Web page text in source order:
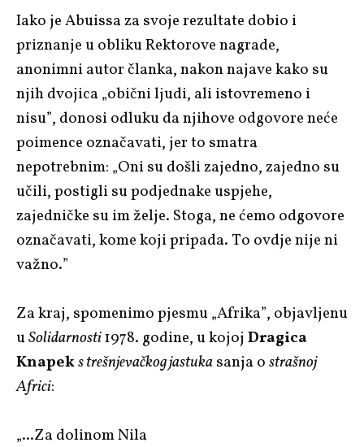
Iako je Abuissa za svoje rezultate dobio i
priznanje u obliku Rektorove nagrade,
anonimni autor članka, nakon najave kako su
njih dvojica „obični ljudi, ali istovremeno i
nisu”, donosi odluku da njihove odgovore neće
poimence označavati, jer to smatra
nepotrebnim: „Oni su došli zajedno, zajedno su
učili, postigli su podjednake uspjehe,
zajedničke su im želje. Stoga, ne ćemo odgovore
označavati, kome koji pripada. To ovdje nije ni
važno.”
Za kraj, spomenimo pjesmu „Afrika”, objavljenu
uSolidarnosti1978. godine, u kojoj Dragica
Knapeks trešnjevačkog jastukasanja ostrašnoj
Africi:
„...Za dolinom Nila